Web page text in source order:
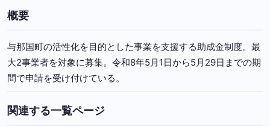
概要
与那国町の活性化を目的とした事業を支援する助成金制度。最
大2事業者を対象に募集。令和8年5月1日から5月29日までの期
間で申請を受け付けている。
関連する一覧ページ